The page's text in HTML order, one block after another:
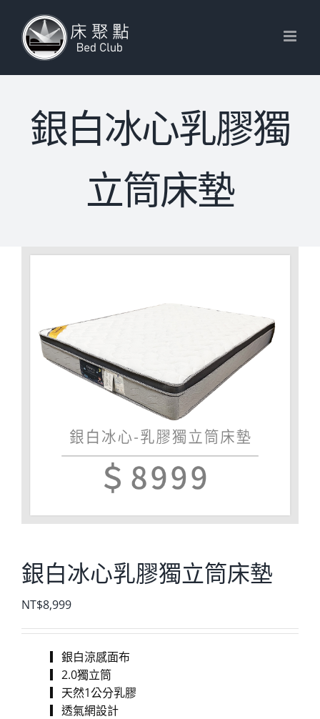
content
銀白冰心乳膠獨
立筒床墊
銀白冰心乳膠獨立筒床墊
NT$8,999
▎銀白涼感面布
▎2.0獨立筒
▎天然1公分乳膠
▎透氣網設計